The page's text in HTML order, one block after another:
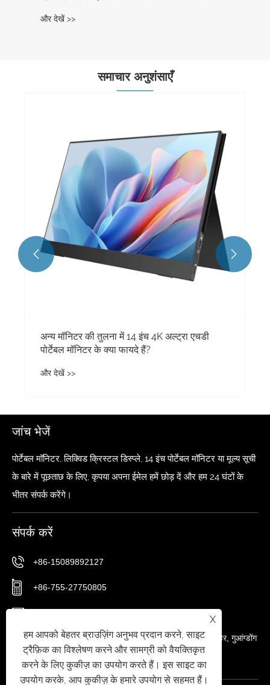
समाचार अनुशंसाएँ
पोर्टेबल स्क्रीन और मॉनिटर के बीच अंतर
और देखें >>
 
जांच भेजें
पोर्टेबल मॉनिटर, लिक्विड क्रिस्टल डिस्प्ले, 14 इंच पोर्टेबल मॉनिटर या मूल्य सूची
के बारे में पूछताछ के लिए, कृपया अपना ईमेल हमें छोड़ दें और हम 24 घंटों के
भीतर संपर्क करेंगे।
संपर्क करें
+86-15089892127
+86-755-27750805
नंबर 56 गुशू 1 रोड, ज़िक्सियांग स्ट्रीट, बाओन जिला, शेन्ज़ेन शहर, गुआंग्डोंग
प्रांत, चीन
X
हम आपको बेहतर ब्राउज़िंग अनुभव प्रदान करने, साइट
ट्रैफ़िक का विश्लेषण करने और सामग्री को वैयक्तिकृत
करने के लिए कुकीज़ का उपयोग करते हैं। इस साइट का
उपयोग करके, आप कुकीज़ के हमारे उपयोग से सहमत हैं।